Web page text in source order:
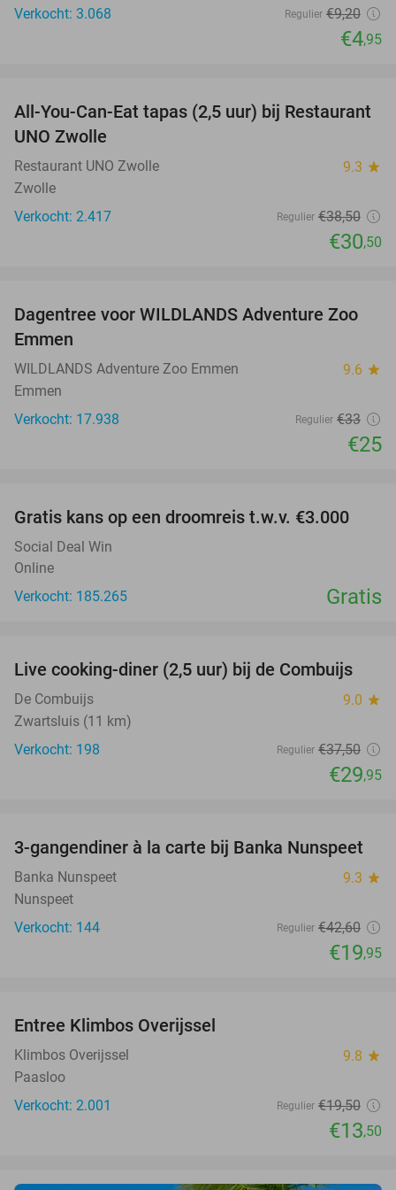
Verkocht: 3.068 Regulier €9,20
€4,95
21%
All-You-Can-Eat tapas (2,5 uur) bij Restaurant
UNO Zwolle
Restaurant UNO Zwolle 9.3 star
Zwolle
Verkocht: 2.417
Regulier €38,50
€30,50
24%
Dagentree voor WILDLANDS Adventure Zoo
Emmen
WILDLANDS Adventure Zoo Emmen 9.6 star
Emmen
Verkocht: 17.938
Regulier €33
€25
Gratis kans op een droomreis t.w.v. €3.000
Social Deal Win
Online
Verkocht: 185.265
Gratis
20%
Live cooking-diner (2,5 uur) bij de Combuijs
De Combuijs 9.0 star
Zwartsluis (11 km)
Verkocht: 198
Regulier €37,50
€29,95
53%
3-gangendiner à la carte bij Banka Nunspeet
Banka Nunspeet 9.3 star
Nunspeet
Verkocht: 144
Regulier €42,60
€19,95
Entree Klimbos Overijssel
Klimbos Overijssel 9.8 star
Paasloo
Verkocht: 2.001
Regulier €19,50
€13,50